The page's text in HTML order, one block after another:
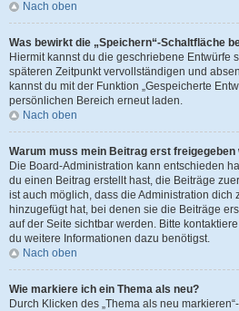
Nach oben
Was bewirkt die „Speichern“-Schaltfläche
Hiermit kannst du die geschriebene Entwürfe
späteren Zeitpunkt vervollständigen und
kannst du mit der Funktion „Gespeicherte
persönlichen Bereich erneut laden.
Nach oben
Warum muss mein Beitrag erst freigegeben
Die Board-Administration kann entschieden
du einen Beitrag erstellt hast, die Beiträge
ist auch möglich, dass die Administration dich
hinzugefügt hat, bei denen sie die Beiträge
auf der Seite sichtbar werden. Bitte
du weitere Informationen dazu benötigst.
Nach oben
Wie markiere ich ein Thema als neu?
Durch Klicken des „Thema als neu